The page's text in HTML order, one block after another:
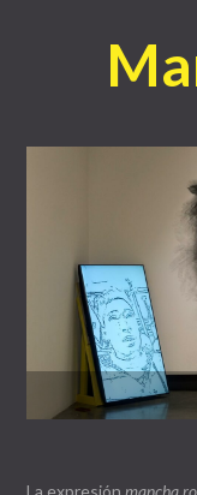
La expresión mancha